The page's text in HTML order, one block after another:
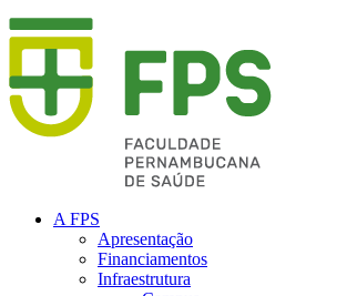
A FPS
Apresentação
Financiamentos
Infraestrutura